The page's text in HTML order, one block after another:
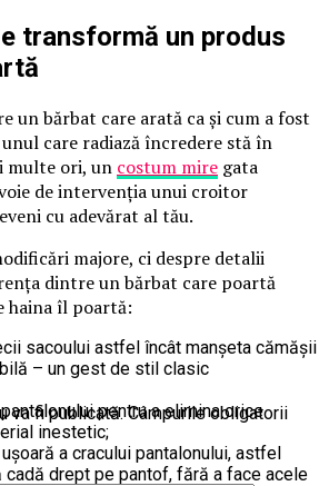
transformă un produs
un bărbat care arată ca și cum a fost
care radiază încredere stă în
multe ori, un costum mire gata
de intervenția unui croitor
cu adevărat al tău.
majore, ci despre detalii
dintre un bărbat care poartă
haina îl poartă:
sacoului astfel încât manșeta cămășii
– un gest de stil clasic
pentru a elimina orice
inestetic;
a cracului pantalonului, astfel
cadă drept pe pantof, fără a face acele
va fi publicată. Câmpurile obligatorii